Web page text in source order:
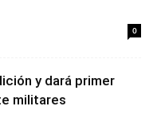
0
y dará primer
militares